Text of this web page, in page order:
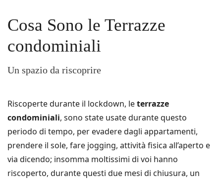
Cosa Sono le Terrazze
condominiali
Un spazio da riscoprire
Riscoperte durante il lockdown, leterrazze
condominiali, sono state usate durante questo
periodo di tempo, per evadere dagli appartamenti,
prendere il sole, fare jogging, attività fisica all’aperto e
via dicendo; insomma moltissimi di voi hanno
riscoperto, durante questi due mesi di chiusura, un